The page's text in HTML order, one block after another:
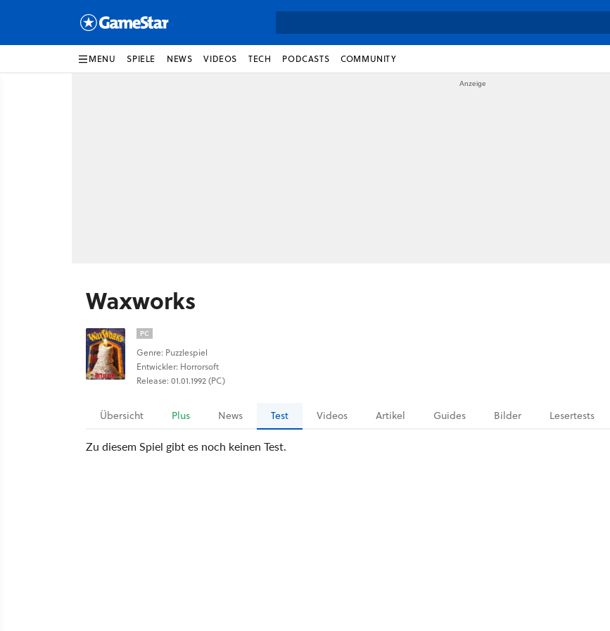
MENU SPIELE NEWS VIDEOS TECH PODCASTS COMMUNITY
Waxworks
PC
Genre: Puzzlespiel
Entwickler: Horrorsoft
Release: 01.01.1992 (PC)
Übersicht Plus News Test Videos Artikel Guides Bilder Lesertests
Zu diesem Spiel gibt es noch keinen Test.